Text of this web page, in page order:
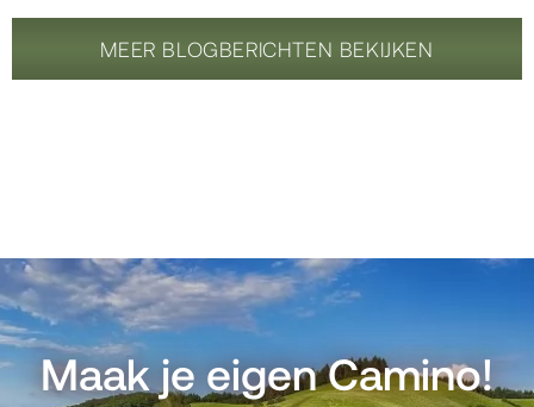
MEER BLOGBERICHTEN BEKIJKEN
Maak je eigen Camino!